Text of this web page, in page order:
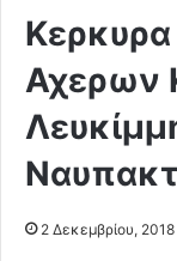
Κερκυρα
Αχερων
2 Δεκεμβρίου, 2018